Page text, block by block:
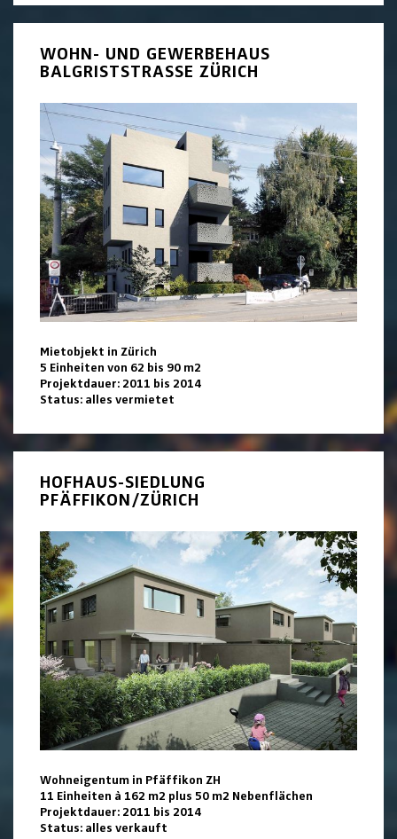
WOHN- UND GEWERBEHAUS
BALGRISTSTRASSE ZÜRICH
Mietobjekt in Zürich
5 Einheiten von 62 bis 90 m2
Projektdauer: 2011 bis 2014
Status: alles vermietet
HOFHAUS-SIEDLUNG
PFÄFFIKON/ZÜRICH
Wohneigentum in Pfäffikon ZH
11 Einheiten à 162 m2 plus 50 m2 Nebenflächen
Projektdauer: 2011 bis 2014
Status: alles verkauft